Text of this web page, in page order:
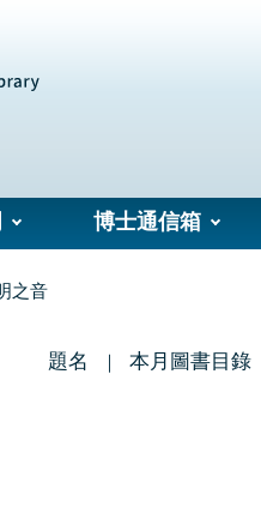
博士通信箱
之音
題名 本月圖書目錄